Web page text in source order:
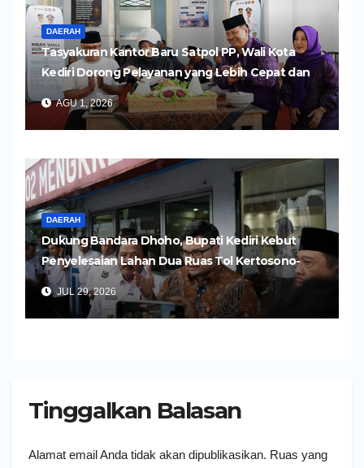
DAERAH
Tasyakuran Kantor Baru Satpol PP, Wali Kota
Kediri Dorong Pelayanan yang Lebih Cepat dan
Humanis
AGU 1, 2026
DAERAH
Dukung Bandara Dhoho, Bupati Kediri Kebut
Penyelesaian Lahan Dua Ruas Tol Kertosono-
Kediri
JUL 29, 2026
Tinggalkan Balasan
Alamat email Anda tidak akan dipublikasikan. Ruas yang